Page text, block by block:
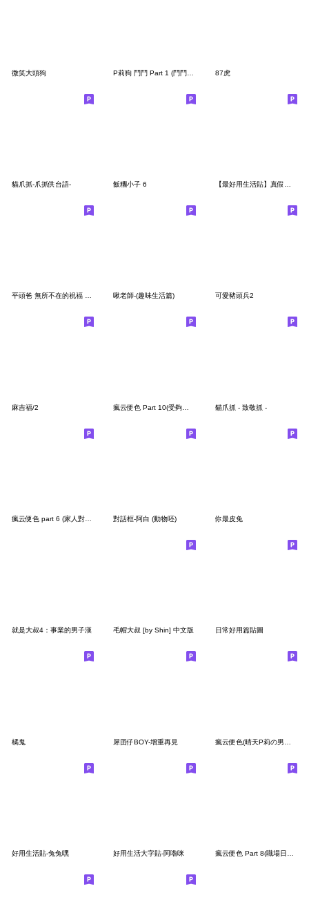
微笑大頭狗 87虎
貓爪抓-爪抓供台語- 飯糰小子 6
平頭爸 無所不在的祝福 Lv.5 啾老師-(趣味生活篇) 可愛豬頭兵2
麻吉福/2 貓爪抓 - 致敬抓 -
對話框-阿白 (動物呸) 你最皮兔
就是大叔4：事業的男子漢 毛帽大叔 [by Shin] 中文版 日常好用篇貼圖
橘鬼 犀囝仔BOY-增重再見
好用生活貼-兔兔嘿 好用生活大字貼-阿嚕咪